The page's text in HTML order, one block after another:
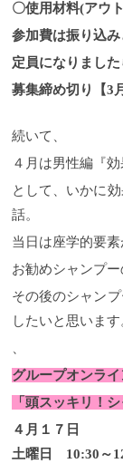
〇使用材料(アウ
参加費は振り込み
定員になりました
募集締め切り【3
続いて、
４月は男性編『
として、いかに
話。
当日は座学的要素
お勧めシャンプ
その後のシャン
したいと思います
グループオンラ
「頭スッキリ！
４月１７日
土曜日 10:30～